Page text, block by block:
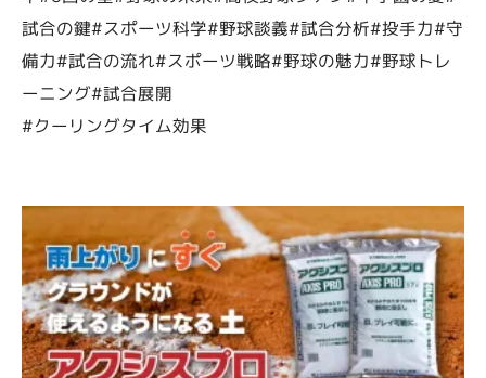
試合の鍵#スポーツ科学#野球談義#試合分析#投手力#守
備力#試合の流れ#スポーツ戦略#野球の魅力#野球トレ
ーニング#試合展開
#クーリングタイム効果